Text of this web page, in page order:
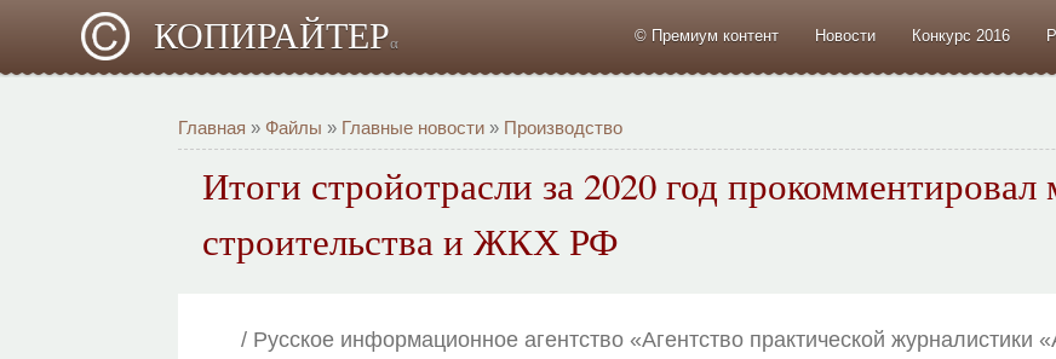
КОПИРАЙТЕРα © Премиум контент Новости Конкурс 2016
Главная » Файлы » Главные новости » Производство
Итоги стройотрасли за 2020 год прокомментировал
строительства и ЖКХ РФ
/ Русское информационное агентство «Агентство практической журналистики